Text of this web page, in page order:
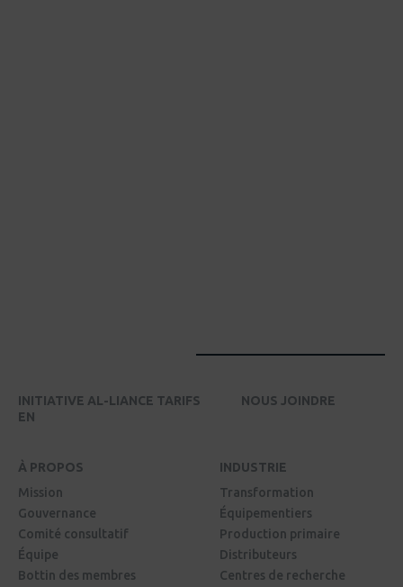
INITIATIVE AL-LIANCE TARIFS
NOUS JOINDRE
EN
À PROPOS
Mission
Gouvernance
Comité consultatif
Équipe
Bottin des membres
INDUSTRIE
Transformation
Équipementiers
Production primaire
Distributeurs
Centres de recherche